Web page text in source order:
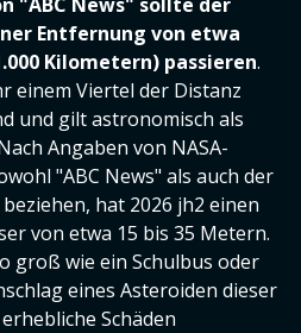
Entfernung von etwa
Kilometern) passieren.
einem Viertel der Distanz
und gilt astronomisch als
Angaben von NASA-
"ABC News" als auch der
hat 2026 jh2 einen
von etwa 15 bis 35 Metern.
groß wie ein Schulbus oder
eines Asteroiden dieser
Schäden